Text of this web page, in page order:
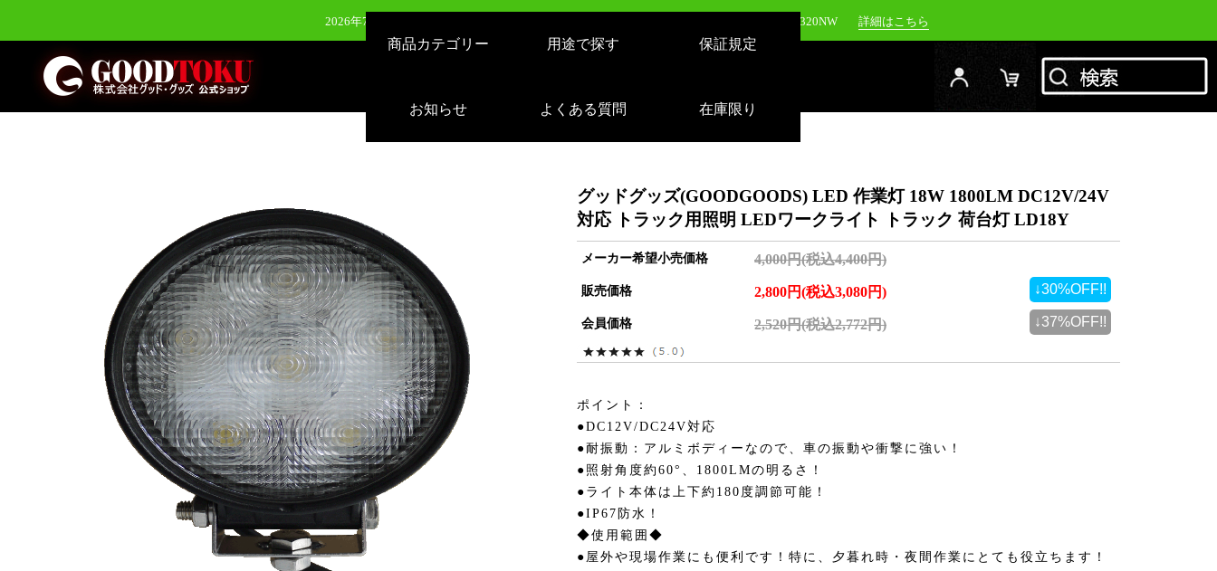
2026年6月24日（水）新発売：LEDサーチライト 充電式 10000lm 1500m遠距離照射 スタンドつき IP65 YC-1500M 詳細はこちら
2026年7月28日（火）新発売：500W LEDバルーンライト AirGlowエアグロウ EVO KT-BL500NW
商品カテゴリー 用途で探す 保証規定
お知らせ よくある質問 在庫限り
グッドグッズ(GOODGOODS) LED 作業灯 18W 1800LM DC12V/24V
対応 トラック用照明 LEDワークライト トラック 荷台灯 LD18Y
メーカー希望小売価格 4,000円(税込4,400円)
販売価格 2,800円(税込3,080円) ↓30%OFF!!
会員価格 2,520円(税込2,772円) ↓37%OFF!!
ポイント：
●DC12V/DC24V対応
●耐振動：アルミボディーなので、車の振動や衝撃に強い！
●照射角度約60°、1800LMの明るさ！
●ライト本体は上下約180度調節可能！
●IP67防水！
◆使用範囲◆
●屋外や現場作業にも便利です！特に、夕暮れ時・夜間作業にとても役立ちます！